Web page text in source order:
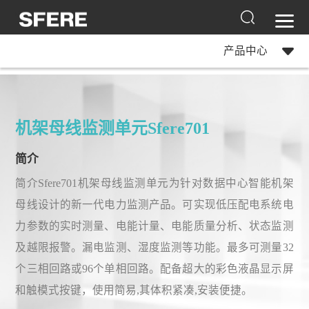
产品中心
机架母线监测单元Sfere701
简介
简介Sfere701机架母线监测单元为针对数据中心智能机架
母线设计的新一代电力监测产品。可实现低压配电系统电
力参数的实时测量、电能计量、电能质量分析、状态监测
及越限报警。漏电监测、湿度监测等功能。最多可测量32
个三相回路或96个单相回路。配备超大的彩色液晶显示屏
和触模式按键，使用简易,其体积紧凑,安装便捷。